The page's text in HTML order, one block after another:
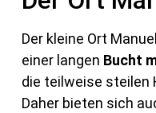
Der kleine Ort
einer langen Bucht
die teilweise steilen
Daher bieten sich